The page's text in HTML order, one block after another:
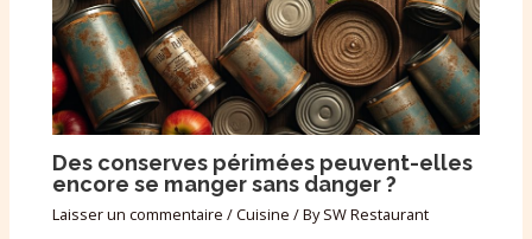
Des conserves périmées peuvent-elles
encore se manger sans danger ?
Laisser un commentaire /Cuisine / BySW Restaurant